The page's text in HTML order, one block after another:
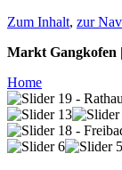
Zum Inhalt, zur
Markt Gangkofen
Home